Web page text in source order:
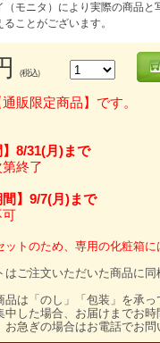
（モニタ）により実際の商品と
ことがございます。
（税込）
販限定商品】です。
】8/31(月)まで
終了
間】9/7(月)まで
トのため、専用の化粧箱に
ご注文いただいた商品に同
は「のし」「包装」を承っ
した場合、お届けまでお時
お急ぎの場合はお電話でお問